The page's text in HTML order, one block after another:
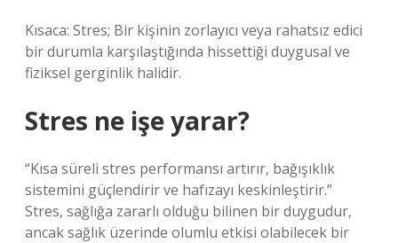
Kısaca: Stres; Bir kişinin zorlayıcı veya rahatsız edici
bir durumla karşılaştığında hissettiği duygusal ve
fiziksel gerginlik halidir.
Stres ne işe yarar?
“Kısa süreli stres performansı artırır, bağışıklık
sistemini güçlendirir ve hafızayı keskinleştirir.”
Stres, sağlığa zararlı olduğu bilinen bir duygudur,
ancak sağlık üzerinde olumlu etkisi olabilecek bir